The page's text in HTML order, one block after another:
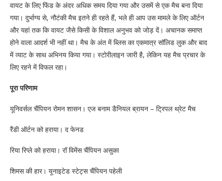
वायट के लिए फिंड के अंदर अधिक समय दिया गया और उसमें से एक मैच बना दिया
गया। दुर्भाग्य से, नौटंकी मैच इतने ही रहते हैं, भले ही आप उस मामले के लिए ऑर्टन
और यहां तक ​​कि वायट जैसे किसी के विशाल अनुभव को जोड़ दें। अचानक समाप्त
होने वाला आदर्श भी नहीं था। मैच के अंत में ब्लिस का एकमात्र सॉलिड लुक और बाद
में व्याट के साथ अभिनय किया गया। स्टोरीलाइन जारी है, लेकिन यह मैच प्रचार के
लिए रहने में विफल रहा।
पूरा परिणाम
यूनिवर्सल चैंपियन रोमन शासन। एज बनाम डैनियल ब्रायन – ट्रिपल थ्रेट मैच
रैंडी ऑर्टन को हराया। द फेनड
रिया रिप्ले को हराया। रॉ विमेंस चैंपियन असुका
शिमस की हार। यूनाइटेड स्टेट्स चैंपियन पहेली